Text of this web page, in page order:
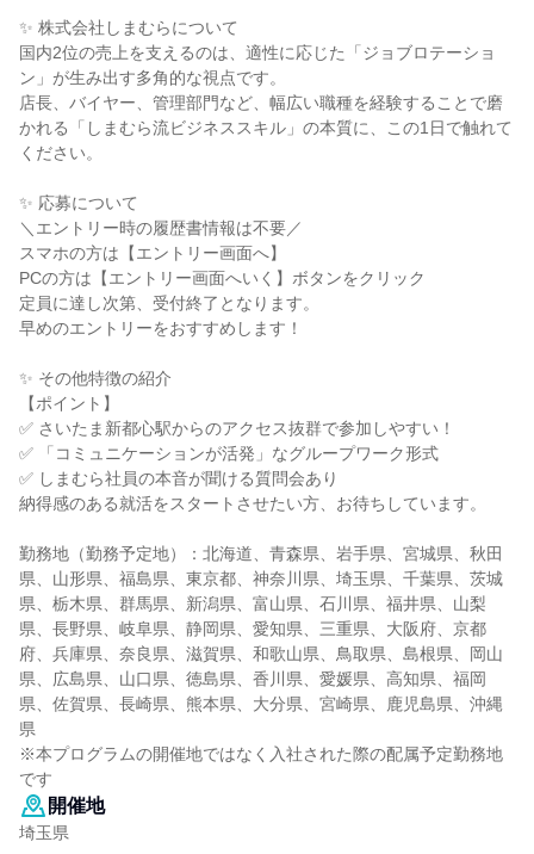
✨ 株式会社しまむらについて
国内2位の売上を支えるのは、適性に応じた「ジョブロテーショ
ン」が生み出す多角的な視点です。
店長、バイヤー、管理部門など、幅広い職種を経験することで磨
かれる「しまむら流ビジネススキル」の本質に、この1日で触れて
ください。
✨ 応募について
＼エントリー時の履歴書情報は不要／
スマホの方は【エントリー画面へ】
PCの方は【エントリー画面へいく】ボタンをクリック
定員に達し次第、受付終了となります。
早めのエントリーをおすすめします！
✨ その他特徴の紹介
【ポイント】
✅ さいたま新都心駅からのアクセス抜群で参加しやすい！
✅ 「コミュニケーションが活発」なグループワーク形式
✅ しまむら社員の本音が聞ける質問会あり
納得感のある就活をスタートさせたい方、お待ちしています。
勤務地（勤務予定地）：北海道、青森県、岩手県、宮城県、秋田
県、山形県、福島県、東京都、神奈川県、埼玉県、千葉県、茨城
県、栃木県、群馬県、新潟県、富山県、石川県、福井県、山梨
県、長野県、岐阜県、静岡県、愛知県、三重県、大阪府、京都
府、兵庫県、奈良県、滋賀県、和歌山県、鳥取県、島根県、岡山
県、広島県、山口県、徳島県、香川県、愛媛県、高知県、福岡
県、佐賀県、長崎県、熊本県、大分県、宮崎県、鹿児島県、沖縄
県
※本プログラムの開催地ではなく入社された際の配属予定勤務地
です
開催地
埼玉県